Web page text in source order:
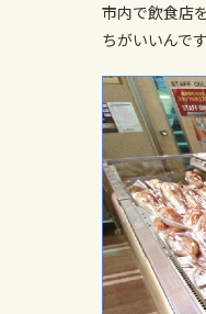
市内で飲食店
ちがいいんで